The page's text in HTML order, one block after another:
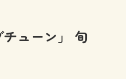
チューン」 旬